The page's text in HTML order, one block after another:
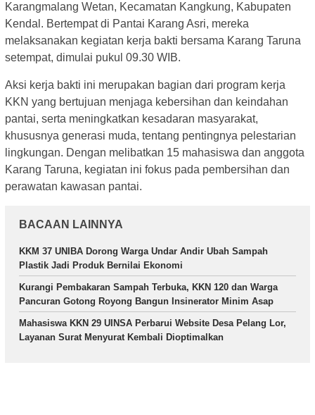
Karangmalang Wetan, Kecamatan Kangkung, Kabupaten
Kendal. Bertempat di Pantai Karang Asri, mereka
melaksanakan kegiatan kerja bakti bersama Karang Taruna
setempat, dimulai pukul 09.30 WIB.
Aksi kerja bakti ini merupakan bagian dari program kerja
KKN yang bertujuan menjaga kebersihan dan keindahan
pantai, serta meningkatkan kesadaran masyarakat,
khususnya generasi muda, tentang pentingnya pelestarian
lingkungan. Dengan melibatkan 15 mahasiswa dan anggota
Karang Taruna, kegiatan ini fokus pada pembersihan dan
perawatan kawasan pantai.
BACAAN LAINNYA
KKM 37 UNIBA Dorong Warga Undar Andir Ubah Sampah
Plastik Jadi Produk Bernilai Ekonomi
Kurangi Pembakaran Sampah Terbuka, KKN 120 dan Warga
Pancuran Gotong Royong Bangun Insinerator Minim Asap
Mahasiswa KKN 29 UINSA Perbarui Website Desa Pelang Lor,
Layanan Surat Menyurat Kembali Dioptimalkan